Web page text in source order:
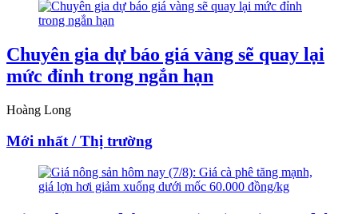
Chuyên gia dự báo giá vàng sẽ quay lại
mức đỉnh trong ngắn hạn
Hoàng Long
Mới nhất / Thị trường